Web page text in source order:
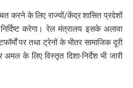
करने के लिए राज्यों/केंद्र शासित प्रदेशों
करेगा। रेल मंत्रालय इसके अलावा
पर तथा ट्रेनों के भीतर सामाजिक दूरी
के लिए विस्तृत दिशा-निर्देश भी जारी